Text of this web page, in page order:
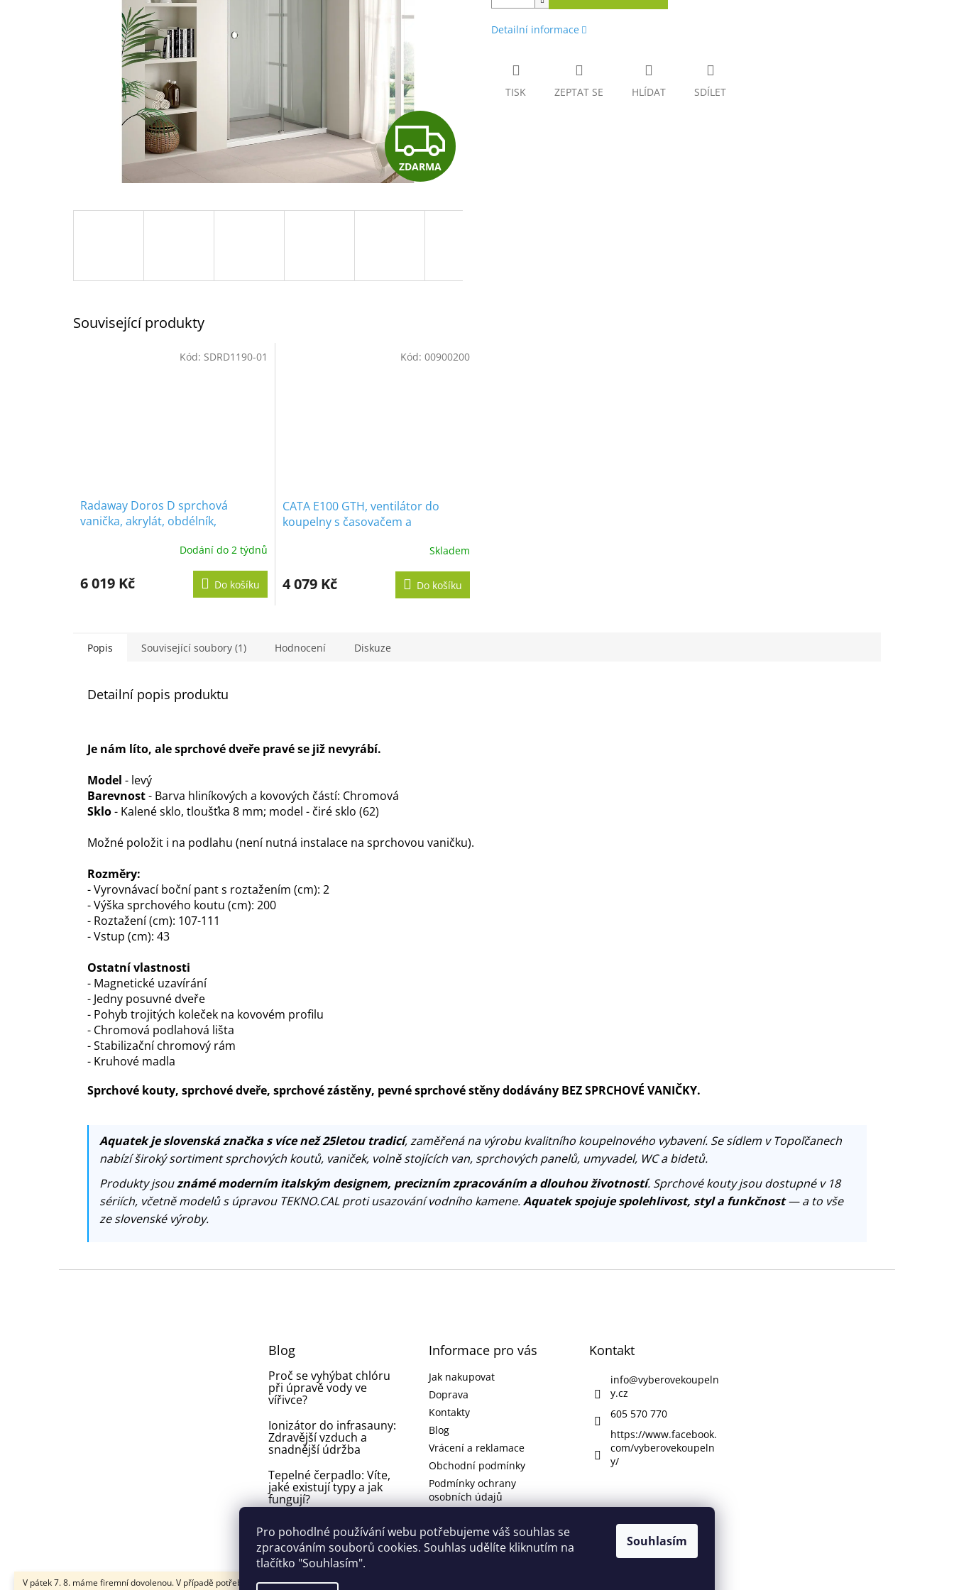
Pro pohodlné používání webu potřebujeme váš souhlas se
zpracováním souborů cookies. Souhlas udělíte kliknutím na
tlačítko "Souhlasím".
Souhlasím
V pátek 7. 8. máme firemní dovolenou. V případě potřeby nám napište na
Z
D
R
ZDARMA
Detailní informace
TISK ZEPTAT SE HLÍDAT SDÍLET
Související produkty
Radaway Doros D sprchová
vanička, akrylát, obdélník,
Dodání do 2 týdnů
6 019 Kč Do košíku
Kód: SDRD1190-01
CATA E100 GTH, ventilátor do
koupelny s časovačem a
produktu
je
hvězdiček.
Skladem
4 079 Kč Do košíku
Kód: 00900200
Popis Související soubory (1) Hodnocení Diskuze
Detailní popis produktu
Je nám líto, ale sprchové dveře pravé se již nevyrábí.
Model - levý
Barevnost- Barva hliníkových a kovových částí: Chromová
Sklo- Kalené sklo, tloušťka 8 mm; model - čiré sklo (62)
Možné položit i na podlahu (není nutná instalace na sprchovou vaničku).
Rozměry:
- Vyrovnávací boční pant s roztažením (cm): 2
- Výška sprchového koutu (cm): 200
- Roztažení (cm): 107-111
- Vstup (cm): 43
Ostatní vlastnosti
- Magnetické uzavírání
- Jedny posuvné dveře
- Pohyb trojitých koleček na kovovém profilu
- Chromová podlahová lišta
- Stabilizační chromový rám
- Kruhové madla
Sprchové kouty, sprchové dveře, sprchové zástěny, pevné sprchové stěny dodávány BEZ SPRCHOVÉ VANIČKY.
Aquatek je slovenská značka s více než 25letou tradicí, zaměřená na výrobu kvalitního koupelnového vybavení. Se sídlem v Topoľčanech
nabízí široký sortiment sprchových koutů, vaniček, volně stojících van, sprchových panelů, umyvadel, WC a bidetů.
Produkty jsouznámé moderním italským designem, precizním zpracováním a dlouhou životností. Sprchové kouty jsou dostupné v 18
sériích, včetně modelů s úpravou TEKNO.CAL proti usazování vodního kamene.Aquatek spojuje spolehlivost, styl a funkčnost— a to vše
ze slovenské výroby.
Blog
Proč se vyhýbat chlóru
při úpravě vody ve
vířivce?
Ionizátor do infrasauny:
Zdravější vzduch a
snadnější údržba
Tepelné čerpadlo: Víte,
jaké existují typy a jak
fungují?
Plíseň v koupelně nebo
ve vířivce: jak se jí
vyhnout a odstranit ji?
Informace pro vás
Jak nakupovat
Doprava
Kontakty
Blog
Vrácení a reklamace
Obchodní podmínky
Podmínky ochrany
osobních údajů
Kontakt
info@vyberovekoupeln
y.cz
605 570 770
https://www.facebook.
com/vyberovekoupeln
y/